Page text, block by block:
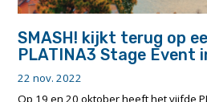
SMASH! kijkt terug op
PLATINA3 Stage Event
22 nov. 2022
Op 19 en 20 oktober heeft het vijfde